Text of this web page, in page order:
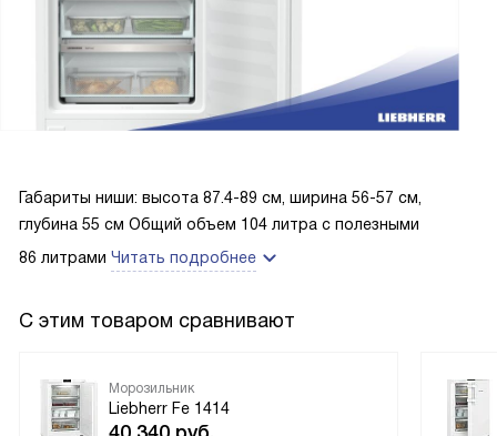
Габариты ниши: высота 87.4-89 см, ширина 56-57 см,
глубина 55 см Общий объем 104 литра с полезными
86 литрами Читать подробнее
С этим товаром сравнивают
Морозильник
Liebherr Fe 1414